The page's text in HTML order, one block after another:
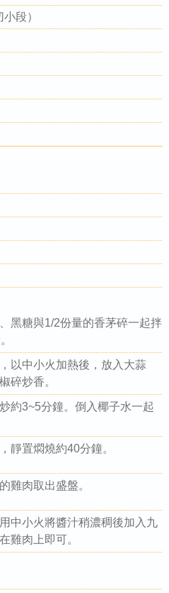
段）
黑糖與1/2份量的香茅碎一起拌
以中小火加熱後，放入大蒜
碎炒香。
約3~5分鐘。倒入椰子水一起
靜置燜燒約40分鐘。
雞肉取出盛盤。
中小火將醬汁稍濃稠後加入九
雞肉上即可。